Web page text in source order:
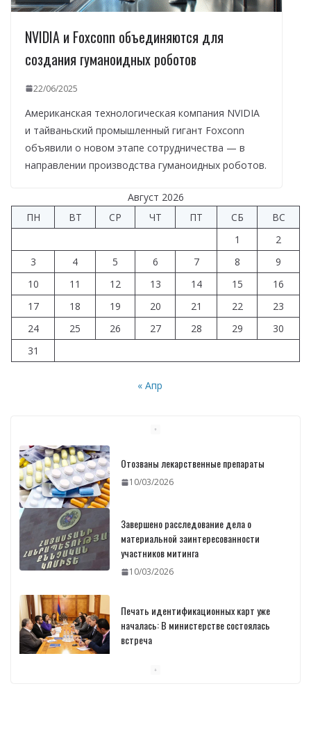
NVIDIA и Foxconn объединяются для
создания гуманоидных роботов
22/06/2025
Американская технологическая компания NVIDIA
и тайваньский промышленный гигант Foxconn
объявили о новом этапе сотрудничества — в
направлении производства гуманоидных роботов.
Август 2026
ПН
ВТ СР ЧТ ПТ СБ
ВС
1
2
3
4 5 6 7 8
9
10
11 12 13 14 15
16
17
18 19 20 21 22
23
24
25 26 27 28 29
30
31
« Апр
Отозваны лекарственные препараты
10/03/2026
Завершено расследование дела о
материальной заинтересованности
участников митинга
10/03/2026
Печать идентификационных карт уже
началась: В министерстве состоялась
встреча